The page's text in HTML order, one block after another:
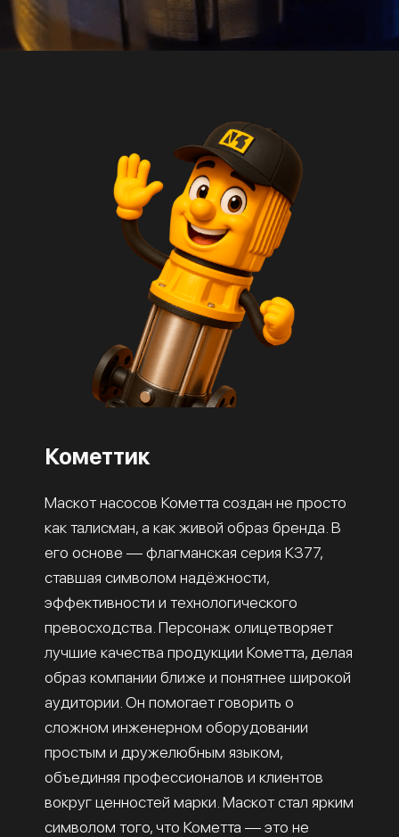
Кометтик
Маскот насосов Кометта создан не просто
как талисман, а как живой образ бренда. В
его основе — флагманская серия К377,
ставшая символом надёжности,
эффективности и технологического
превосходства. Персонаж олицетворяет
лучшие качества продукции Кометта, делая
образ компании ближе и понятнее широкой
аудитории. Он помогает говорить о
сложном инженерном оборудовании
простым и дружелюбным языком,
объединяя профессионалов и клиентов
вокруг ценностей марки. Маскот стал ярким
символом того, что Кометта — это не